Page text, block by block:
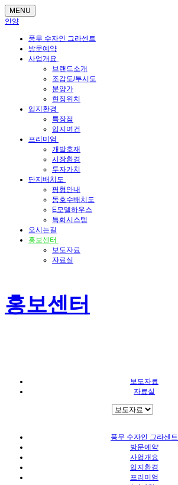
MENU
안양
풍무 수자인 그라센트
방문예약
사업개요
브랜드소개
조감도/투시도
분양가
현장위치
입지환경
특장점
입지여건
프리미엄
개발호재
시장환경
투자가치
단지배치도
평형안내
동호수배치도
E모델하우스
특화시스템
오시는길
홍보센터
보도자료
자료실
홍보센터
보도자료
자료실
풍무 수자인 그라센트
방문예약
사업개요
입지환경
프리미엄